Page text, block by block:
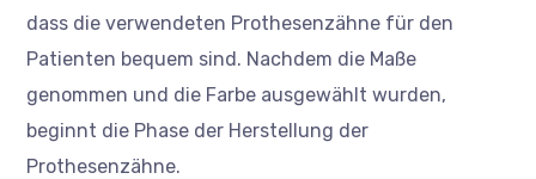
dass die verwendeten Prothesenzähne für den
Patienten bequem sind. Nachdem die Maße
genommen und die Farbe ausgewählt wurden,
beginnt die Phase der Herstellung der
Prothesenzähne.